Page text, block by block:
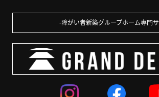
障がい者新築グループホーム専門